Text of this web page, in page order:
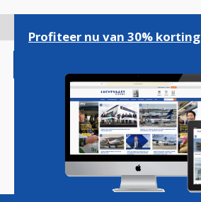
gaan
Magazine Podcasts
Profiteer nu van 30% korting